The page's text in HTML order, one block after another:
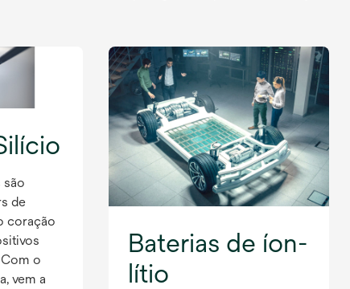
são
de
coração
o
vem a
Baterias de íon-
lítio